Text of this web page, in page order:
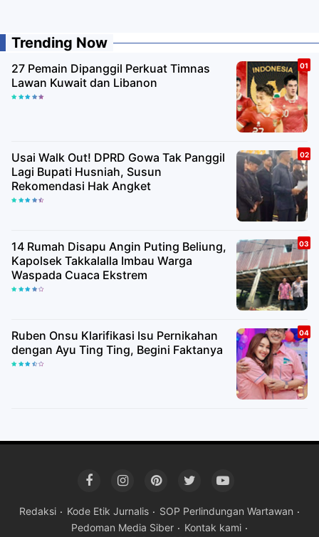
Trending Now
27 Pemain Dipanggil Perkuat Timnas
Lawan Kuwait dan Libanon
Usai Walk Out! DPRD Gowa Tak Panggil
Lagi Bupati Husniah, Susun
Rekomendasi Hak Angket
14 Rumah Disapu Angin Puting Beliung,
Kapolsek Takkalalla Imbau Warga
Waspada Cuaca Ekstrem
Ruben Onsu Klarifikasi Isu Pernikahan
dengan Ayu Ting Ting, Begini Faktanya
Redaksi Kode Etik Jurnalis
SOP Perlindungan Wartawan
Pedoman Media Siber
Kontak kami